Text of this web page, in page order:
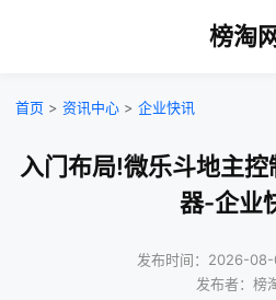
榜淘
首页 > 资讯中心 > 企业快讯
入门布局!微乐斗地主
器-企业
发布时间：2026-08-
发布者：榜